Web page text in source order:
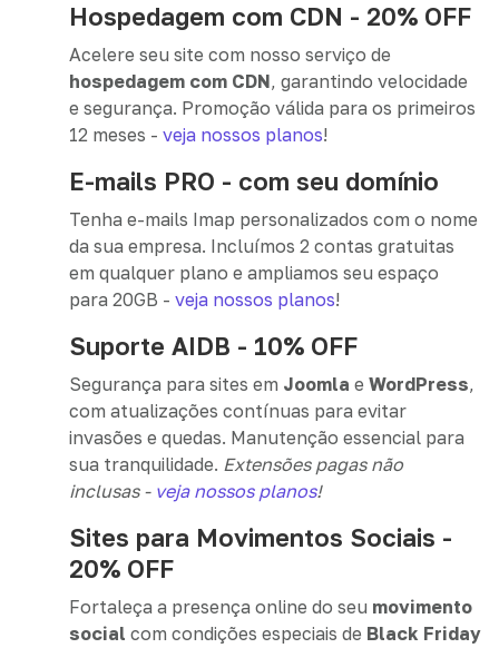
Hospedagem com CDN - 20% OFF
Acelere seu site com nosso serviço de
hospedagem com CDN, garantindo velocidade
e segurança. Promoção válida para os primeiros
12 meses - veja nossos planos!
E-mails PRO - com seu domínio
Tenha e-mails Imap personalizados com o nome
da sua empresa. Incluímos 2 contas gratuitas
em qualquer plano e ampliamos seu espaço
para 20GB - veja nossos planos!
Suporte AIDB - 10% OFF
Segurança para sites em Joomla e WordPress,
com atualizações contínuas para evitar
invasões e quedas. Manutenção essencial para
sua tranquilidade. Extensões pagas não
inclusas - veja nossos planos!
Sites para Movimentos Sociais -
20% OFF
Fortaleça a presença online do seu movimento
social com condições especiais de Black Friday